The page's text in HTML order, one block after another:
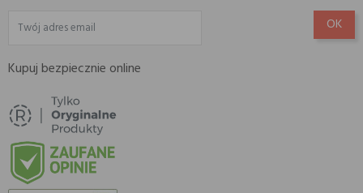
Kupuj bezpiecznie online